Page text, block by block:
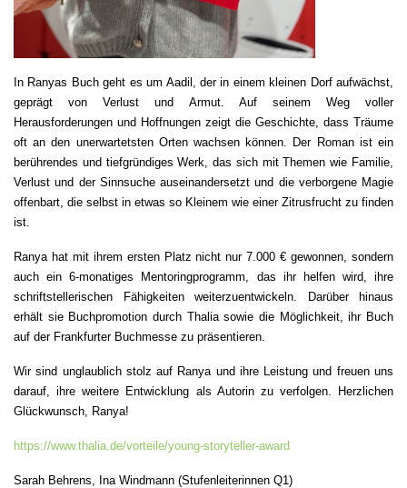
In Ranyas Buch geht es um Aadil, der in einem kleinen Dorf aufwächst,
geprägt von Verlust und Armut. Auf seinem Weg voller
Herausforderungen und Hoffnungen zeigt die Geschichte, dass Träume
oft an den unerwartetsten Orten wachsen können. Der Roman ist ein
berührendes und tiefgründiges Werk, das sich mit Themen wie Familie,
Verlust und der Sinnsuche auseinandersetzt und die verborgene Magie
offenbart, die selbst in etwas so Kleinem wie einer Zitrusfrucht zu finden
ist.
Ranya hat mit ihrem ersten Platz nicht nur 7.000 € gewonnen, sondern
auch ein 6-monatiges Mentoringprogramm, das ihr helfen wird, ihre
schriftstellerischen Fähigkeiten weiterzuentwickeln. Darüber hinaus
erhält sie Buchpromotion durch Thalia sowie die Möglichkeit, ihr Buch
auf der Frankfurter Buchmesse zu präsentieren.
Wir sind unglaublich stolz auf Ranya und ihre Leistung und freuen uns
darauf, ihre weitere Entwicklung als Autorin zu verfolgen. Herzlichen
Glückwunsch, Ranya!
https://www.thalia.de/vorteile/young-storyteller-award
Sarah Behrens, Ina Windmann (Stufenleiterinnen Q1)